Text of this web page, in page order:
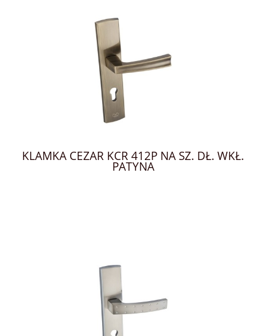
KLAMKA CEZAR KCR 412P NA SZ. DŁ. WKŁ.
PATYNA